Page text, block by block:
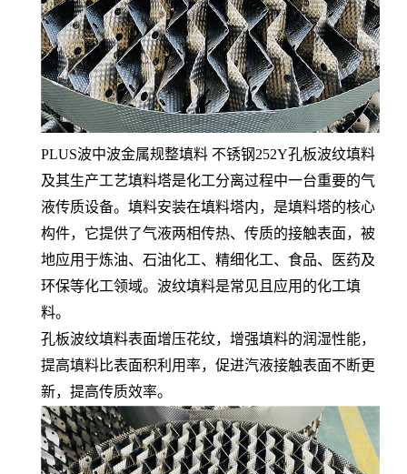
PLUS波中波金属规整填料 不锈钢252Y孔板波纹填料
及其生产工艺填料塔是化工分离过程中一台重要的气
液传质设备。填料安装在填料塔内，是填料塔的核心
构件，它提供了气液两相传热、传质的接触表面，被
地应用于炼油、石油化工、精细化工、食品、医药及
环保等化工领域。波纹填料是常见且应用的化工填
料。
孔板波纹填料表面增压花纹，增强填料的润湿性能，
提高填料比表面积利用率，促进汽液接触表面不断更
新，提高传质效率。